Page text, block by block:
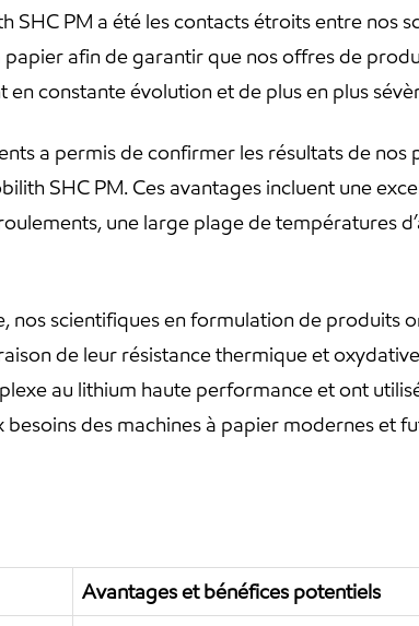
SHC PM a été les contacts étroits entre nos
afin de garantir que nos offres de
constante évolution et de plus en plus
a permis de confirmer les résultats de
SHC PM. Ces avantages incluent une
une large plage de températures
nos scientifiques en formulation de produits
de leur résistance thermique et
au lithium haute performance et ont
des machines à papier modernes et
Avantages et bénéfices potentiels